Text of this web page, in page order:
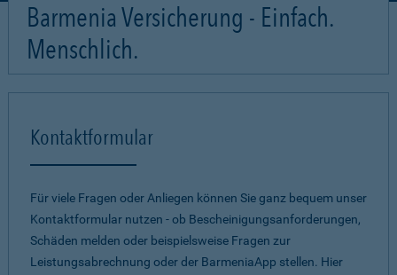
Barmenia Versicherung - Einfach.
Menschlich.
Kontaktformular
Für viele Fragen oder Anliegen können Sie ganz bequem unser
Kontaktformular nutzen - ob Bescheinigungsanforderungen,
Schäden melden oder beispielsweise Fragen zur
Leistungsabrechnung oder der BarmeniaApp stellen. Hier